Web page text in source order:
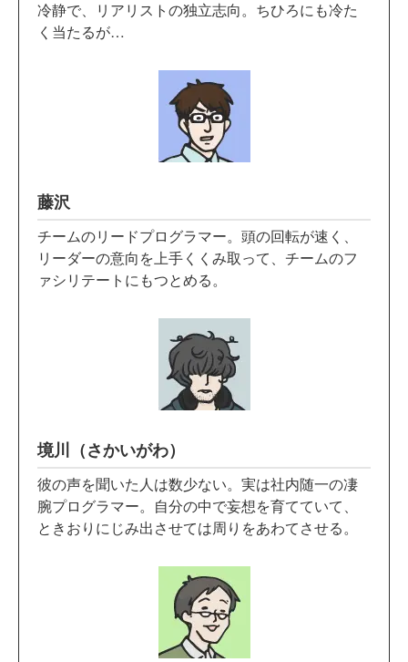
冷静で、リアリストの独立志向。ちひろにも冷た
く当たるが…
藤沢
チームのリードプログラマー。頭の回転が速く、
リーダーの意向を上手くくみ取って、チームのフ
ァシリテートにもつとめる。
境川（さかいがわ）
彼の声を聞いた人は数少ない。実は社内随一の凄
腕プログラマー。自分の中で妄想を育てていて、
ときおりにじみ出させては周りをあわてさせる。